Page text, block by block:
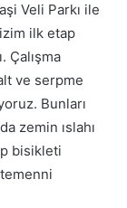
Veli Parkı ile
ilk etap
Çalışma
ve serpme
Bunları
zemin ıslahı
bisikleti
temenni